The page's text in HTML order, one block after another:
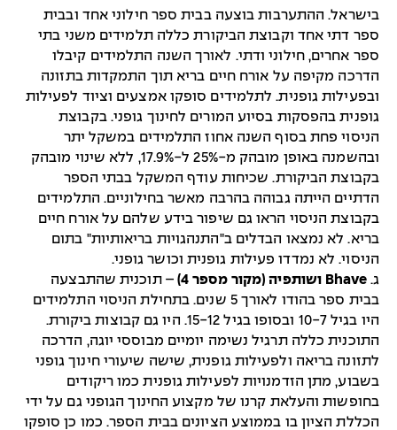
בישראל. ההתערבות בוצעה בבית ספר חילוני אחד ובבית
ספר דתי אחד וקבוצת הביקורת כללה תלמידים משני בתי
ספר אחרים, חילוני ודתי. לאורך השנה התלמידים קיבלו
הדרכה מקיפה על אורח חיים בריא תוך התמקדות בתזונה
ובפעילות גופנית. לתלמידים סופקו אמצעים וציוד לפעילות
גופנית בהפסקות בסיוע המורים לחינוך גופני. בקבוצת
הניסוי פחת בסוף השנה אחוז התלמידים במשקל יתר
ובהשמנה באופן מובהק מ-25% ל-17.9%, ללא שינוי מובהק
בקבוצת הביקורת. שכיחות עודף המשקל בבתי הספר
הדתיים הייתה גבוהה בהרבה מאשר בחילוניים. התלמידים
בקבוצת הניסוי הראו גם שיפור בידע שלהם על אורח חיים
בריא. לא נמצאו הבדלים ב"התנהגויות בריאותיות" בתום
הניסוי. לא נמדדו פעילות גופנית וכושר גופני.
ג.Bhave ושותפיה (מקור מספר 4)
– תוכנית שהתבצעה
בבית ספר בהודו לאורך 5 שנים. בתחילת הניסוי התלמידים
היו בגיל 10-7 ובסופו בגיל 15-12. היו גם קבוצות ביקורת.
התוכנית כללה תרגיל נשימה יומיים מבוססי יוגה, הדרכה
לתזונה בריאה ולפעילות גופנית, שישה שיעורי חינוך גופני
בשבוע, מתן הזדמנויות לפעילות גופנית כמו ריקודים
בחופשות והעלאת קרנו של מקצוע החינוך הגופני גם על ידי
הכללת הציון בו בממוצע הציונים בבית הספר. כמו כן סופקו